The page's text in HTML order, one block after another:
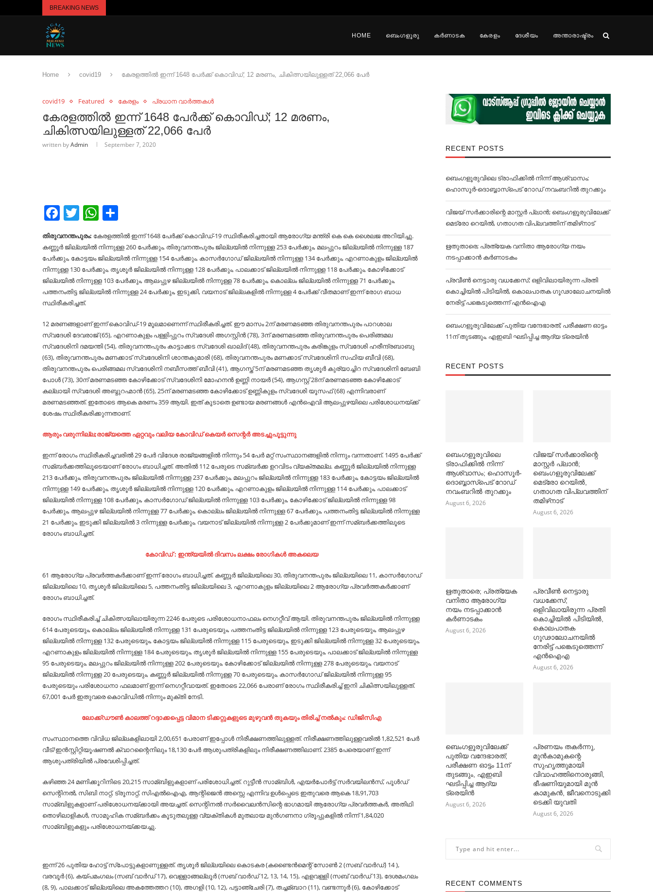
BREAKING NEWS
HOME ബെംഗളൂരു കർണാടക കേരളം ദേശീയം അന്താരാഷ്ട്രം
Home covid19 കേരളത്തില്‍ ഇന്ന് 1648 പേര്‍ക്ക് കൊവിഡ്; 12 മരണം, ചികിത്സയിലുള്ളത് 22,066 പേര്‍
covid19 Featured കേരളം പ്രധാന വാർത്തകൾ
കേരളത്തില്‍ ഇന്ന് 1648 പേര്‍ക്ക് കൊവിഡ്; 12 മരണം,
ചികിത്സയിലുള്ളത് 22,066 പേര്‍
written byAdmin September 7, 2020
Facebook
TwitterWhatsApp
തിരുവനന്തപുരം: കേരളത്തില്‍ ഇന്ന് 1648 പേര്‍ക്ക് കൊവിഡ്-19 സ്ഥിരീകരിച്ചതായി ആരോഗ്യ മന്ത്രി കെ കെ ശൈലജ അറിയിച്ചു.
കണ്ണൂര്‍ ജില്ലയില്‍ നിന്നുള്ള 260 പേര്‍ക്കും, തിരുവനന്തപുരം ജില്ലയില്‍ നിന്നുള്ള 253 പേര്‍ക്കും, മലപ്പുറം ജില്ലയില്‍ നിന്നുള്ള 187
പേര്‍ക്കും, കോട്ടയം ജില്ലയില്‍ നിന്നുള്ള 154 പേര്‍ക്കും, കാസര്‍ഗോഡ് ജില്ലയില്‍ നിന്നുള്ള 134 പേര്‍ക്കും, എറണാകുളം ജില്ലയില്‍
നിന്നുള്ള 130 പേര്‍ക്കും, തൃശൂര്‍ ജില്ലയില്‍ നിന്നുള്ള 128 പേര്‍ക്കും, പാലക്കാട് ജില്ലയില്‍ നിന്നുള്ള 118 പേര്‍ക്കും, കോഴിക്കോട്
ജില്ലയില്‍ നിന്നുള്ള 103 പേര്‍ക്കും, ആലപ്പുഴ ജില്ലയില്‍ നിന്നുള്ള 78 പേര്‍ക്കും, കൊല്ലം ജില്ലയില്‍ നിന്നുള്ള 71 പേര്‍ക്കും,
പത്തനംതിട്ട ജില്ലയില്‍ നിന്നുള്ള 24 പേര്‍ക്കും, ഇടുക്കി, വയനാട് ജില്ലകളില്‍ നിന്നുള്ള 4 പേര്‍ക്ക് വീതമാണ് ഇന്ന് രോഗ ബാധ
സ്ഥിരീകരിച്ചത്.
12 മരണങ്ങളാണ് ഇന്ന് കൊവിഡ്-19 മൂലമാണെന്ന് സ്ഥിരീകരിച്ചത്. ഈ മാസം 2ന് മരണമടഞ്ഞ തിരുവനന്തപുരം പാറശാല
സ്വദേശി ദേവരാജ് (65), എറണാകുളം പള്ളിപ്പുറം സ്വദേശി അഗസ്റ്റിന്‍ (78), 3ന് മരണമടഞ്ഞ തിരുവനന്തപുരം പെരിങ്ങമല
സ്വദേശിനി ദമയന്തി (54), തിരുവനന്തപുരം കാട്ടാക്കട സ്വദേശി ഖാലിദ് (48), തിരുവനന്തപുരം കരിങ്കുളം സ്വദേശി ഹരീന്ദ്രബാബു
(63), തിരുവനന്തപുരം മണക്കാട് സ്വദേശിനി ശാന്തകുമാരി (68), തിരുവനന്തപുരം മണക്കാട് സ്വദേശിനി സഫിയ ബീവി (68),
തിരുവനന്തപുരം പെരിങ്ങമല സ്വദേശിനി നബീസത്ത് ബീവി (41), ആഗസ്ത് 5ന് മരണമടഞ്ഞ തൃശൂര്‍ കുര്യാച്ചിറ സ്വദേശിനി ബേബി
പോള്‍ (73), 30ന് മരണമടഞ്ഞ കോഴിക്കോട് സ്വദേശിനി മോഹനന്‍ ഉണ്ണി നായര്‍ (54), ആഗസ്റ്റ് 28ന് മരണമടഞ്ഞ കോഴിക്കോട്
കല്ലായി സ്വദേശി അബ്ദുറഹ്മാന്‍ (65), 25ന് മരണമടഞ്ഞ കോഴിക്കോട് ഉണ്ണികുളം സ്വദേശി യൂസഫ് (68) എന്നിവരാണ്
മരണമടഞ്ഞത്. ഇതോടെ ആകെ മരണം 359 ആയി. ഇത് കൂടാതെ ഉണ്ടായ മരണങ്ങള്‍ എന്‍ഐവി ആലപ്പുഴയിലെ പരിശോധനയ്ക്ക്
ശേഷം സ്ഥിരീകരിക്കുന്നതാണ്.
ആരും വരുന്നില്ല;രാജ്യത്തെ ഏറ്റവും വലിയ കോവിഡ് കെയര്‍ സെന്റര്‍ അടച്ചുപൂട്ടുന്നു
ഇന്ന് രോഗം സ്ഥിരീകരിച്ചവരില്‍ 29 പേര്‍ വിദേശ രാജ്യങ്ങളില്‍ നിന്നും 54 പേര്‍ മറ്റ് സംസ്ഥാനങ്ങളില്‍ നിന്നും വന്നതാണ്. 1495 പേര്‍ക്ക്
സമ്ബര്‍ക്കത്തിലൂടെയാണ് രോഗം ബാധിച്ചത്. അതില്‍ 112 പേരുടെ സമ്ബര്‍ക്ക ഉറവിടം വ്യക്തമല്ല. കണ്ണൂര്‍ ജില്ലയില്‍ നിന്നുള്ള
213 പേര്‍ക്കും, തിരുവനന്തപുരം ജില്ലയില്‍ നിന്നുള്ള 237 പേര്‍ക്കും, മലപ്പുറം ജില്ലയില്‍ നിന്നുള്ള 183 പേര്‍ക്കും, കോട്ടയം ജില്ലയില്‍
നിന്നുള്ള 149 പേര്‍ക്കും, തൃശൂര്‍ ജില്ലയില്‍ നിന്നുള്ള 120 പേര്‍ക്കും, എറണാകുളം ജില്ലയില്‍ നിന്നുള്ള 114 പേര്‍ക്കും, പാലക്കാട്
ജില്ലയില്‍ നിന്നുള്ള 108 പേര്‍ക്കും, കാസര്‍ഗോഡ് ജില്ലയില്‍ നിന്നുള്ള 103 പേര്‍ക്കും, കോഴിക്കോട് ജില്ലയില്‍ നിന്നുള്ള 98
പേര്‍ക്കും, ആലപ്പുഴ ജില്ലയില്‍ നിന്നുള്ള 77 പേര്‍ക്കും, കൊല്ലം ജില്ലയില്‍ നിന്നുള്ള 67 പേര്‍ക്കും, പത്തനംതിട്ട ജില്ലയില്‍ നിന്നുള്ള
21 പേര്‍ക്കും, ഇടുക്കി ജില്ലയില്‍ 3 നിന്നുള്ള പേര്‍ക്കും, വയനാട് ജില്ലയില്‍ നിന്നുള്ള 2 പേര്‍ക്കുമാണ് ഇന്ന് സമ്ബര്‍ക്കത്തിലൂടെ
രോഗം ബാധിച്ചത്.
കോവിഡ് : ഇന്ത്യയില്‍ ദിവസം ലക്ഷം രോ​ഗികള്‍ അകലെയ
61 ആരോഗ്യ പ്രവര്‍ത്തകര്‍ക്കാണ് ഇന്ന് രോഗം ബാധിച്ചത്. കണ്ണൂര്‍ ജില്ലയിലെ 30, തിരുവനന്തപുരം ജില്ലയിലെ 11, കാസര്‍ഗോഡ്
ജില്ലയിലെ 10, തൃശൂര്‍ ജില്ലയിലെ 5, പത്തനംതിട്ട ജില്ലയിലെ 3, എറണാകുളം ജില്ലയിലെ 2 ആരോഗ്യ പ്രവര്‍ത്തകര്‍ക്കാണ്
രോഗം ബാധിച്ചത്.
രോഗം സ്ഥിരീകരിച്ച്‌ ചികിത്സയിലായിരുന്ന 2246 പേരുടെ പരിശോധനാഫലം നെഗറ്റീവ് ആയി. തിരുവനന്തപുരം ജില്ലയില്‍ നിന്നുള്ള
614 പേരുടെയും, കൊല്ലം ജില്ലയില്‍ നിന്നുള്ള 131 പേരുടെയും, പത്തനംതിട്ട ജില്ലയില്‍ നിന്നുള്ള 123 പേരുടെയും, ആലപ്പുഴ
ജില്ലയില്‍ നിന്നുള്ള 132 പേരുടെയും, കോട്ടയം ജില്ലയില്‍ നിന്നുള്ള 115 പേരുടെയും, ഇടുക്കി ജില്ലയില്‍ നിന്നുള്ള 32 പേരുടെയും,
എറണാകുളം ജില്ലയില്‍ നിന്നുള്ള 184 പേരുടെയും, തൃശൂര്‍ ജില്ലയില്‍ നിന്നുള്ള 155 പേരുടെയും, പാലക്കാട് ജില്ലയില്‍ നിന്നുള്ള
95 പേരുടെയും, മലപ്പുറം ജില്ലയില്‍ നിന്നുള്ള 202 പേരുടെയും, കോഴിക്കോട് ജില്ലയില്‍ നിന്നുള്ള 278 പേരുടെയും, വയനാട്
ജില്ലയില്‍ നിന്നുള്ള 20 പേരുടെയും, കണ്ണൂര്‍ ജില്ലയില്‍ നിന്നുള്ള 70 പേരുടെയും, കാസര്‍ഗോഡ് ജില്ലയില്‍ നിന്നുള്ള 95
പേരുടെയും പരിശോധനാ ഫലമാണ് ഇന്ന് നെഗറ്റീവായത്. ഇതോടെ 22,066 പേരാണ് രോഗം സ്ഥിരീകരിച്ച്‌ ഇനി ചികിത്സയിലുള്ളത്.
67,001 പേര്‍ ഇതുവരെ കൊവിഡില്‍ നിന്നും മുക്തി നേടി.
ലോക്ക്ഡൗൺ കാലത്ത് റദ്ദാക്കപ്പെട്ട വിമാന ടിക്കറ്റുകളുടെ മുഴുവൻ തുകയും തിരിച്ച് നൽകും: ഡിജിസിഎ
സംസ്ഥാനത്തെ വിവിധ ജില്ലകളിലായി 2,00,651 പേരാണ് ഇപ്പോള്‍ നിരീക്ഷണത്തിലുള്ളത്. നിരീക്ഷണത്തിലുള്ളവരില്‍ 1,82,521 പേര്‍
വീട്/ഇന്‍സ്റ്റിറ്റിയൂഷണല്‍ ക്വാറന്റൈനിലും 18,130 പേര്‍ ആശുപത്രികളിലും നിരീക്ഷണത്തിലാണ്. 2385 പേരെയാണ് ഇന്ന്
ആശുപത്രിയില്‍ പ്രവേശിപ്പിച്ചത്.
കഴിഞ്ഞ 24 മണിക്കൂറിനിടെ 20,215 സാമ്ബിളുകളാണ് പരിശോധിച്ചത്. റുട്ടീന്‍ സാമ്ബിള്‍, എയര്‍പോര്‍ട്ട് സര്‍വയിലന്‍സ്, പൂള്‍ഡ്
സെന്റിനല്‍, സിബി നാറ്റ്, ട്രൂനാറ്റ്, സിഎല്‍ഐഎ, ആന്റിജെന്‍ അസ്സെ എന്നിവ ഉള്‍പ്പെടെ ഇതുവരെ ആകെ 18,91,703
സാമ്ബിളുകളാണ് പരിശോധനയ്ക്കായി അയച്ചത്. സെന്റിനല്‍ സര്‍വൈലന്‍സിന്റെ ഭാഗമായി ആരോഗ്യ പ്രവര്‍ത്തകര്‍, അതിഥി
തൊഴിലാളികള്‍, സാമൂഹിക സമ്ബര്‍ക്കം കൂടുതലുള്ള വ്യക്തികള്‍ മുതലായ മുന്‍ഗണനാ ഗ്രൂപ്പുകളില്‍ നിന്ന് 1,84,020
സാമ്ബിളുകളും പരിശോധനയ്ക്കയച്ചു.
ഇന്ന് 26 പുതിയ ഹോട്ട് സ്‌പോട്ടുകളാണുള്ളത്. തൃശൂര്‍ ജില്ലയിലെ കൊടകര (കണ്ടൈന്‍മെന്റ് സോണ്‍ 2 (സബ് വാര്‍ഡ്) 14 ),
വരവൂര്‍ (6), കയ്പമംഗലം (സബ് വാര്‍ഡ് 17), വെള്ളാങ്ങല്ലൂര്‍ (സബ് വാര്‍ഡ് 12, 13, 14, 15), എളവള്ളി (സബ് വാര്‍ഡ് 13), ദേശമംഗലം
(8, 9), പാലക്കാട് ജില്ലയിലെ അകത്തേത്തറ (10), അഗളി (10, 12), പട്ടാഞ്ചേരി (7), തച്ചമ്ബാറ (11), വണ്ടന്നൂര്‍ (6), കോഴിക്കോട്
RECENT POSTS
ബെംഗളൂരുവിലെ ട്രാഫിക്കില്‍ നിന്ന് ആശ്വാസം;
ഹൊസൂര്‍-ദൊബ്ബാസ്പെട് റോഡ് നവംബറില്‍ തുറക്കും
വിജയ് സര്‍ക്കാരിന്റെ മാസ്റ്റര്‍ പ്ലാന്‍; ബെംഗളൂരുവിലേക്ക്
മെട്രോ റെയില്‍, ഗതാഗത വിപ്ലവത്തിന് തമിഴ്‌നാട്
ഋതുതാരെ; പ്രത്യേക വനിതാ ആരോഗ്യ നയം
നടപ്പാക്കാൻ കര്‍ണാടകം
പ്രവീൺ നെട്ടാരു വധക്കേസ്; ഒളിവിലായിരുന്ന പ്രതി
കൊച്ചിയിൽ പിടിയിൽ, കൊലപാതക ഗൂഢാലോചനയിൽ
നേരിട്ട് പങ്കെടുത്തെന്ന് എൻഐഎ
ബെംഗളൂരുവിലേക്ക് പുതിയ വന്ദേഭാരത്; പരീക്ഷണ ഓട്ടം
11ന് തുടങ്ങും, എഇബി ഘടിപ്പിച്ച ആദ്യ ട്രെയിന്‍
RECENT POSTS
ബെംഗളൂരുവിലെ
ട്രാഫിക്കില്‍ നിന്ന്
ആശ്വാസം; ഹൊസൂര്‍-
ദൊബ്ബാസ്പെട് റോഡ്
നവംബറില്‍ തുറക്കും
August 6, 2026
വിജയ് സര്‍ക്കാരിന്റെ
മാസ്റ്റര്‍ പ്ലാന്‍;
ബെംഗളൂരുവിലേക്ക്
മെട്രോ റെയില്‍,
ഗതാഗത വിപ്ലവത്തിന്
തമിഴ്‌നാട്
August 6, 2026
ഋതുതാരെ; പ്രത്യേക
വനിതാ ആരോഗ്യ
നയം നടപ്പാക്കാൻ
കര്‍ണാടകം
August 6, 2026
പ്രവീൺ നെട്ടാരു
വധക്കേസ്;
ഒളിവിലായിരുന്ന പ്രതി
കൊച്ചിയിൽ പിടിയിൽ,
കൊലപാതക
ഗൂഢാലോചനയിൽ
നേരിട്ട് പങ്കെടുത്തെന്ന്
എൻഐഎ
August 6, 2026
ബെംഗളൂരുവിലേക്ക്
പുതിയ വന്ദേഭാരത്;
പരീക്ഷണ ഓട്ടം 11ന്
തുടങ്ങും, എഇബി
ഘടിപ്പിച്ച ആദ്യ
ട്രെയിന്‍
August 6, 2026
പ്രണയം തകര്‍ന്നു,
മുൻകാമുകന്റെ
സുഹൃത്തുമായി
വിവാഹത്തിനൊരുങ്ങി,
ഭീഷണിയുമായി മുൻ
കാമുകൻ, ജീവനൊടുക്കി
ടെക്കി യുവതി
August 6, 2026
RECENT COMMENTS